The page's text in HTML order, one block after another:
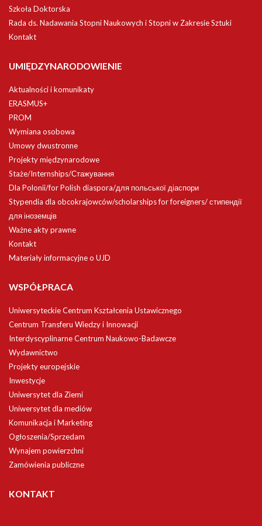
Szkoła Doktorska
Rada ds. Nadawania Stopni Naukowych i Stopni w Zakresie Sztuki
Kontakt
UMIĘDZYNARODOWIENIE
Aktualności i komunikaty
ERASMUS+
PROM
Wymiana osobowa
Umowy dwustronne
Projekty międzynarodowe
Staże/Internships/Стажування
Dla Polonii/for Polish diaspora/для польської діаспори
Stypendia dla obcokrajowców/scholarships for foreigners/ стипендії
для іноземців
Ważne akty prawne
Kontakt
Materiały informacyjne o UJD
WSPÓŁPRACA
Uniwersyteckie Centrum Kształcenia Ustawicznego
Centrum Transferu Wiedzy i Innowacji
Interdyscyplinarne Centrum Naukowo-Badawcze
Wydawnictwo
Projekty europejskie
Inwestycje
Uniwersytet dla Ziemi
Uniwersytet dla mediów
Komunikacja i Marketing
Ogłoszenia/Sprzedam
Wynajem powierzchni
Zamówienia publiczne
KONTAKT